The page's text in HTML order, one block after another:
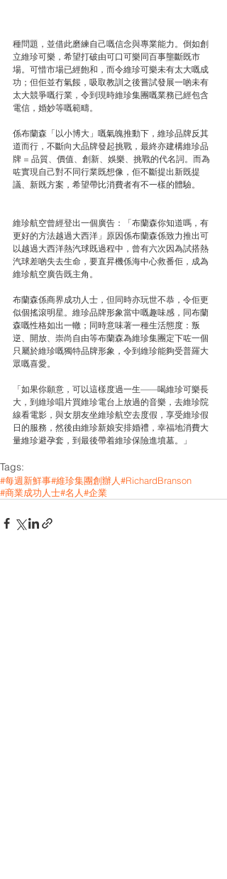
種問題，並借此磨練自己嘅信念與專業能力。倒如創
立維珍可樂，希望打破由可口可樂同百事壟斷既市
場。可惜市場已經飽和，而令維珍可樂未有太大嘅成
功；但佢並冇氣餒，吸取教訓之後嘗試發展一啲未有
太大競爭嘅行業，令到現時維珍集團嘅業務已經包含
電信，婚妙等嘅範疇。
係布蘭森「以小博大」嘅氣魄推動下，維珍品牌反其
道而行，不斷向大品牌發起挑戰，最終亦建構維珍品
牌 = 品質、價值、創新、娛樂、挑戰的代名詞。而為
咗實現自己對不同行業既想像，佢不斷提出新既提
議、新既方案，希望帶比消費者有不一樣的體驗。
維珍航空曾經登出一個廣告：「布蘭森你知道嗎，有
更好的方法越過大西洋」原因係布蘭森係致力推出可
以越過大西洋熱汽球既過程中，曾有六次因為試搭熱
汽球差啲失去生命，要直昇機係海中心救番佢，成為
維珍航空廣告既主角。
布蘭森係商界成功人士，但同時亦玩世不恭，令佢更
似個搖滾明星。維珍品牌形象當中嘅趣味感，同布蘭
森嘅性格如出一轍；同時意味著一種生活態度：叛
逆、開放、崇尚自由等布蘭森為維珍集團定下咗一個
只屬於維珍嘅獨特品牌形象，令到維珍能夠受普羅大
眾嘅喜愛。
「如果你願意，可以這樣度過一生——喝維珍可樂長
大，到維珍唱片買維珍電台上放過的音樂，去維珍院
線看電影，與女朋友坐維珍航空去度假，享受維珍假
日的服務，然後由維珍新娘安排婚禮，幸福地消費大
量維珍避孕套，到最後帶着維珍保險進墳墓。」
Tags:
#每週新鮮事#維珍集團創辦人#RichardBranson
#商業成功人士#名人#企業